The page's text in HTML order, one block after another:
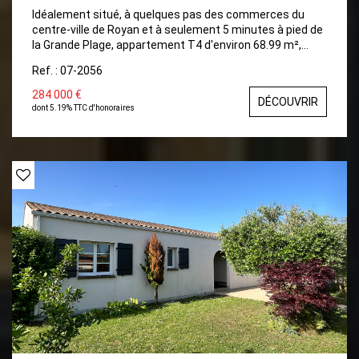
Idéalement situé, à quelques pas des commerces du
centre-ville de Royan et à seulement 5 minutes à pied de
la Grande Plage, appartement T4 d'environ 68.99 m²,
chaussée d'une petite copropriété, et comprenant : une
entrée avec placards, une agréable pièce de vie avec
cuisine ouverte et accès au jardin avec terrasses. Une
suite parentale avec sa salle d'eau privative, WC et
placard, deux chambres supplémentaires, une seconde
Ref. : 07-2056
284 000 €
dont 5.19% TTC d'honoraires DÉCOUVRIR